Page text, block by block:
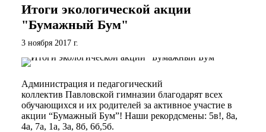
Итоги экологической акции
"Бумажный Бум"
3 ноября 2017 г.
Администрация и педагогический
коллектив Павловской гимназии благодарят всех
обучающихся и их родителей за активное участие в
акции “Бумажный Бум”! Наши рекордсмены: 5в!, 8а,
4а, 7а, 1а, 3а, 8б, 6б,5б.